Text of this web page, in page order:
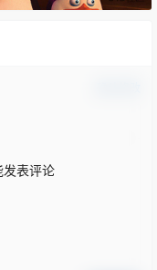
发表评论